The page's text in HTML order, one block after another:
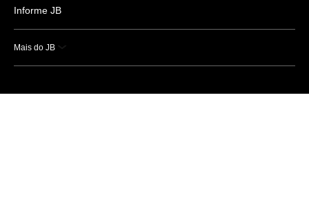
Informe JB
Mais do JB
Esportes